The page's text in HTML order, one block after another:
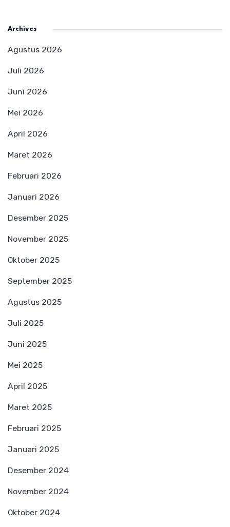
Archives
Agustus 2026
Juli 2026
Juni 2026
Mei 2026
April 2026
Maret 2026
Februari 2026
Januari 2026
Desember 2025
November 2025
Oktober 2025
September 2025
Agustus 2025
Juli 2025
Juni 2025
Mei 2025
April 2025
Maret 2025
Februari 2025
Januari 2025
Desember 2024
November 2024
Oktober 2024